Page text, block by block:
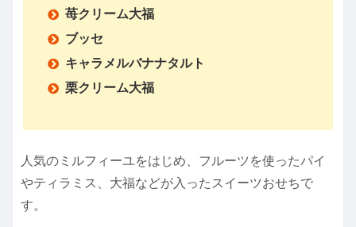
苺クリーム大福
ブッセ
キャラメルバナナタルト
栗クリーム大福
人気のミルフィーユをはじめ、フルーツを使ったパイ
やティラミス、大福などが入ったスイーツおせちで
す。